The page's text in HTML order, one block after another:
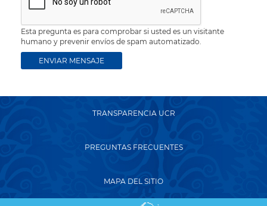
Esta pregunta es para comprobar si usted es un visitante
humano y prevenir envíos de spam automatizado.
TRANSPARENCIA UCR
PREGUNTAS FRECUENTES
MAPA DEL SITIO